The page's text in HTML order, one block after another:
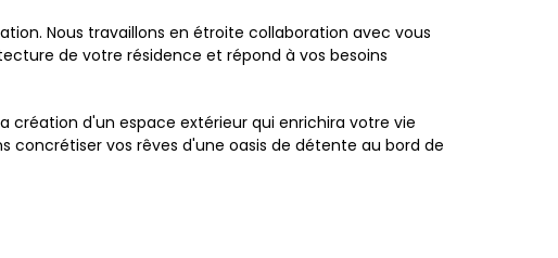
Nous travaillons en étroite collaboration avec vous
de votre résidence et répond à vos besoins
création d'un espace extérieur qui enrichira votre vie
vos rêves d'une oasis de détente au bord de